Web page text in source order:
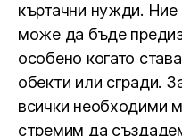
къртачни нужди. Ние
може да бъде
особено когато
обекти или сгради.
всички необходими
стремим да